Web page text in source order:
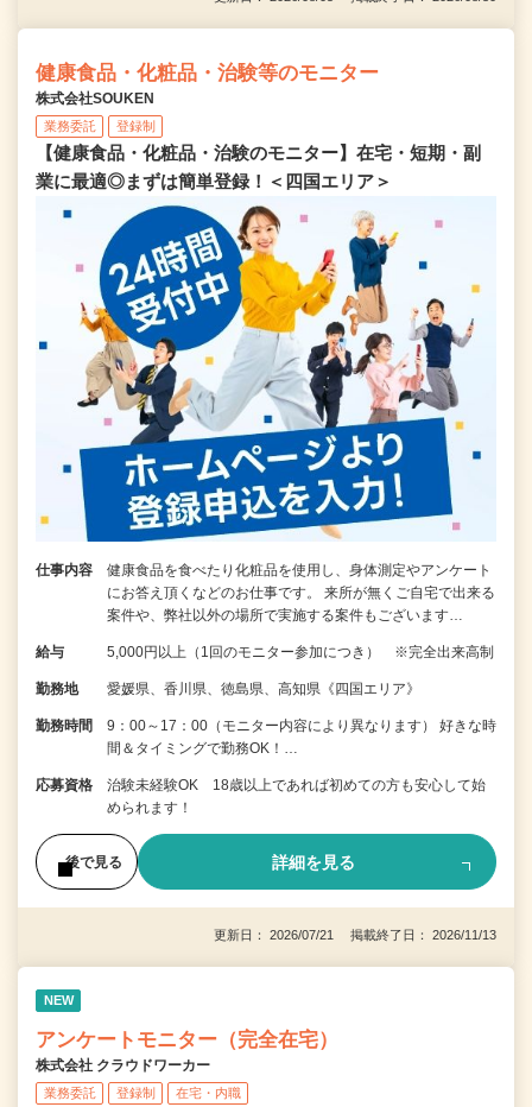
健康食品・化粧品・治験等のモニター
株式会社SOUKEN
業務委託 登録制
【健康食品・化粧品・治験のモニター】在宅・短期・副
業に最適◎まずは簡単登録！＜四国エリア＞
仕事内容
健康食品を食べたり化粧品を使用し、身体測定やアンケート
にお答え頂くなどのお仕事です。 来所が無くご自宅で出来る
案件や、弊社以外の場所で実施する案件もございます…
給与 5,000円以上（1回のモニター参加につき） ※完全出来高制
勤務地 愛媛県、香川県、徳島県、高知県《四国エリア》
勤務時間
9：00～17：00（モニター内容により異なります） 好きな時
間＆タイミングで勤務OK！…
応募資格
治験未経験OK 18歳以上であれば初めての方も安心して始
められます！
後で見る 詳細を見る
更新日： 2026/07/21 掲載終了日： 2026/11/13
NEW
アンケートモニター（完全在宅）
株式会社 クラウドワーカー
業務委託 登録制 在宅・内職